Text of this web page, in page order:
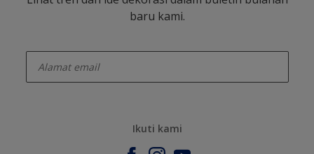
baru kami.
Ikuti kami